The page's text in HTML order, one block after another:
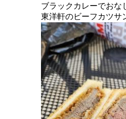
ブラックカレーでおな
東洋軒のビーフカツサ